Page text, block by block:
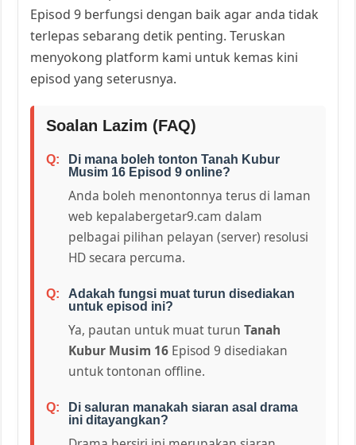
Episod 9 berfungsi dengan baik agar anda tidak
terlepas sebarang detik penting. Teruskan
menyokong platform kami untuk kemas kini
episod yang seterusnya.
Soalan Lazim (FAQ)
Di mana boleh tonton Tanah Kubur
Musim 16 Episod 9 online?
Anda boleh menontonnya terus di laman
web kepalabergetar9.cam dalam
pelbagai pilihan pelayan (server) resolusi
HD secara percuma.
Adakah fungsi muat turun disediakan
untuk episod ini?
Ya, pautan untuk muat turunTanah
Kubur Musim 16 Episod 9 disediakan
untuk tontonan offline.
Di saluran manakah siaran asal drama
ini ditayangkan?